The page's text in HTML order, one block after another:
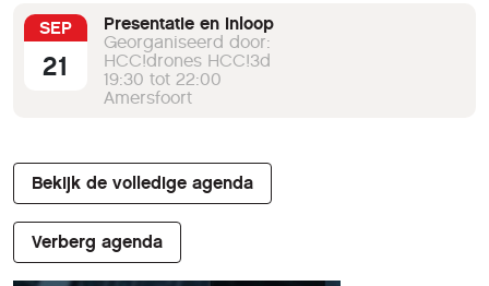
SEP
21
Presentatie en inloop
Georganiseerd door:
HCC!drones HCC!3d
19:30 tot 22:00
Amersfoort
Bekijk de volledige agenda
Verberg agenda